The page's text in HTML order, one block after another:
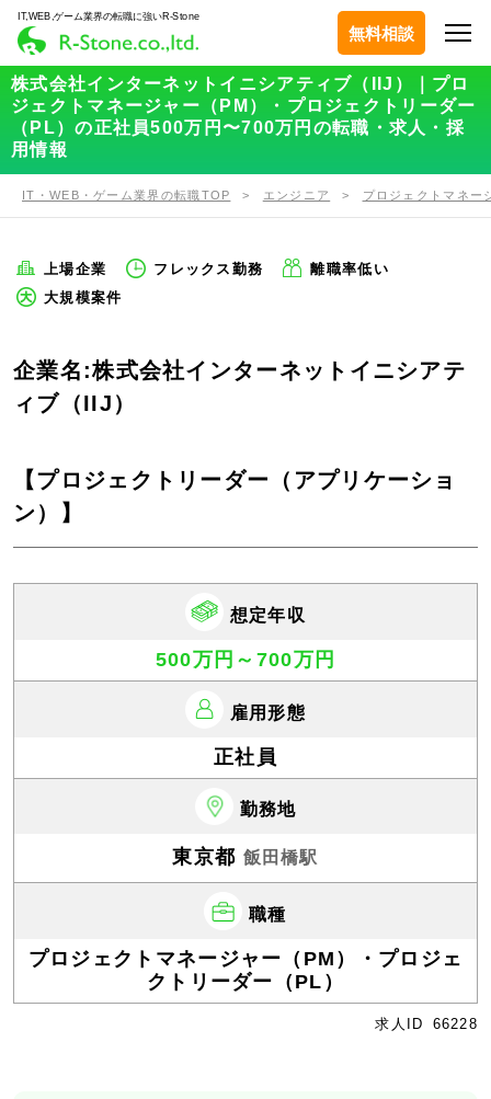
IT,WEB,ゲーム業界の転職に強いR-Stone
無料相談
株式会社インターネットイニシアティブ（IIJ）｜プロ
ジェクトマネージャー（PM）・プロジェクトリーダー
（PL）の正社員500万円〜700万円の転職・求人・採
用情報
IT・WEB・ゲーム業界の転職TOP エンジニア プロジェクトマネー
上場企業 フレックス勤務
離職率低い
大規模案件
企業名:株式会社インターネットイニシアテ
ィブ（IIJ）
【プロジェクトリーダー（アプリケーショ
ン）】
想定年収
500万円～700万円
雇用形態
正社員
勤務地
東京都 飯田橋駅
職種
プロジェクトマネージャー（PM）・プロジェ
クトリーダー（PL）
求人ID 66228